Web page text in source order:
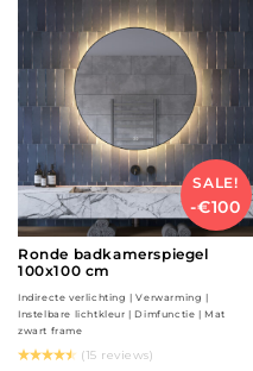
SALE!
-€100
Ronde badkamerspiegel
100x100 cm
Indirecte verlichting | Verwarming |
Instelbare lichtkleur | Dimfunctie | Mat
zwart frame
(15 reviews)